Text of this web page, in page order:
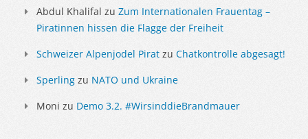
Abdul Khalifal zu Zum Internationalen Frauentag –
Piratinnen hissen die Flagge der Freiheit
Schweizer Alpenjodel Pirat zu Chatkontrolle abgesagt!
Sperling zu NATO und Ukraine
Moni zu Demo 3.2. #WirsinddieBrandmauer